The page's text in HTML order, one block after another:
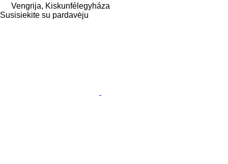
Vengrija, Kiskunfélegyháza
Susisiekite su pardavėju